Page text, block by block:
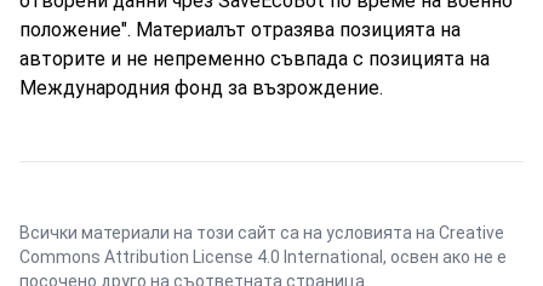
положение". Материалът отразява позицията на
авторите и не непременно съвпада с позицията на
Международния фонд за възрождение.
Всички материали на този сайт са на условията на Creative
Commons Attribution License 4.0 International , освен ако не е
посочено друго на съответната страница.